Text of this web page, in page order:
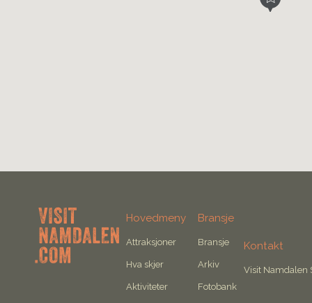
Hovedmeny
Attraksjoner
Hva skjer
Aktiviteter
Bransje
Bransje
Arkiv
Fotobank
Kontakt
Visit Namdalen